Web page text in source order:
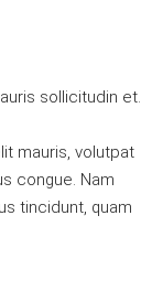
sollicitudin et.
mauris, volutpat
congue. Nam
tincidunt, quam